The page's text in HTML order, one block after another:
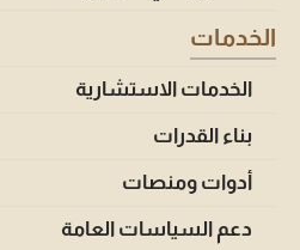
الخدمات
الخدمات الاستشارية
بناء القدرات
أدوات ومنصات
دعم السياسات العامة